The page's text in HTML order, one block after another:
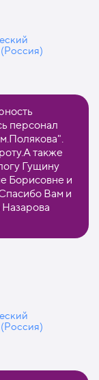
персонал
также
Гущину
Борисовне и
Вам и